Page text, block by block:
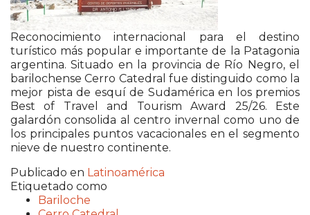
Reconocimiento internacional para el destino
turístico más popular e importante de la Patagonia
argentina. Situado en la provincia de Río Negro, el
barilochenseCerro Catedral fue distinguido como la
mejor pista de esquí de Sudamérica en los premios
Best of Travel and Tourism Award 25/26. Este
galardón consolida al centro invernal como uno de
los principales puntos vacacionales en el segmento
nieve de nuestro continente.
Publicado en Latinoamérica
Etiquetado como
Bariloche